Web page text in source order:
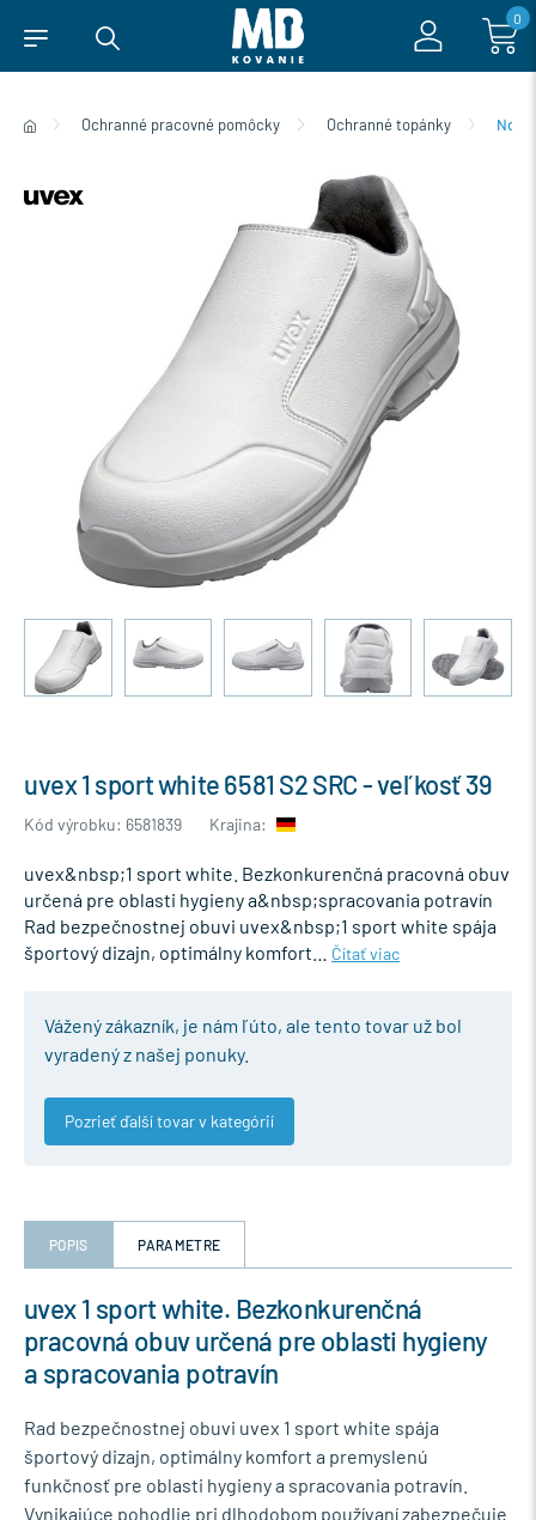
0
Ochranné pracovné pomôcky Ochranné topánky
uvex 1 sport white 6581 S2 SRC - veľkosť 39
Kód výrobku: 6581839 Krajina:
uvex&nbsp;1 sport white. Bezkonkurenčná pracovná obuv
určená pre oblasti hygieny a&nbsp;spracovania potravín
Rad bezpečnostnej obuvi uvex&nbsp;1 sport white spája
športový dizajn, optimálny komfort…
Čítať viac
Vážený zákazník, je nám ľúto, ale tento tovar už bol
vyradený z našej ponuky.
Pozrieť ďalší tovar v kategórií
POPIS PARAMETRE
uvex 1 sport white. Bezkonkurenčná
pracovná obuv určená pre oblasti hygieny
a spracovania potravín
Rad bezpečnostnej obuvi uvex 1 sport white spája
športový dizajn, optimálny komfort a premyslenú
funkčnosť pre oblasti hygieny a spracovania potravín.
Vynikajúce pohodlie pri dlhodobom používaní zabezpečuje